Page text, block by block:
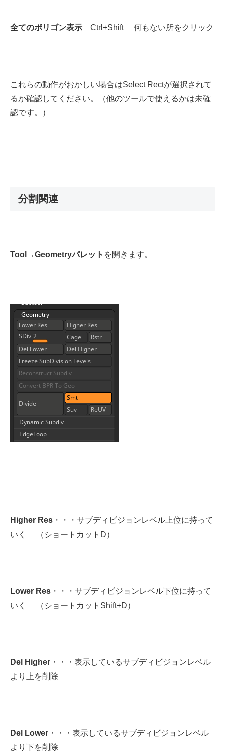
全てのポリゴン表示 Ctrl+Shift 何もない所をクリック
これらの動作がおかしい場合はSelect Rectが選択されて
るか確認してください。（他のツールで使えるかは未確
認です。）
分割関連
Tool→Geometryパレット を開きます。
Higher Res ・・・サブディビジョンレベル上位に持って
いく （ショートカットD）
Lower Res ・・・サブディビジョンレベル下位に持って
いく （ショートカットShift+D）
Del Higher ・・・表示しているサブディビジョンレベル
より上を削除
Del Lower ・・・表示しているサブディビジョンレベル
より下を削除